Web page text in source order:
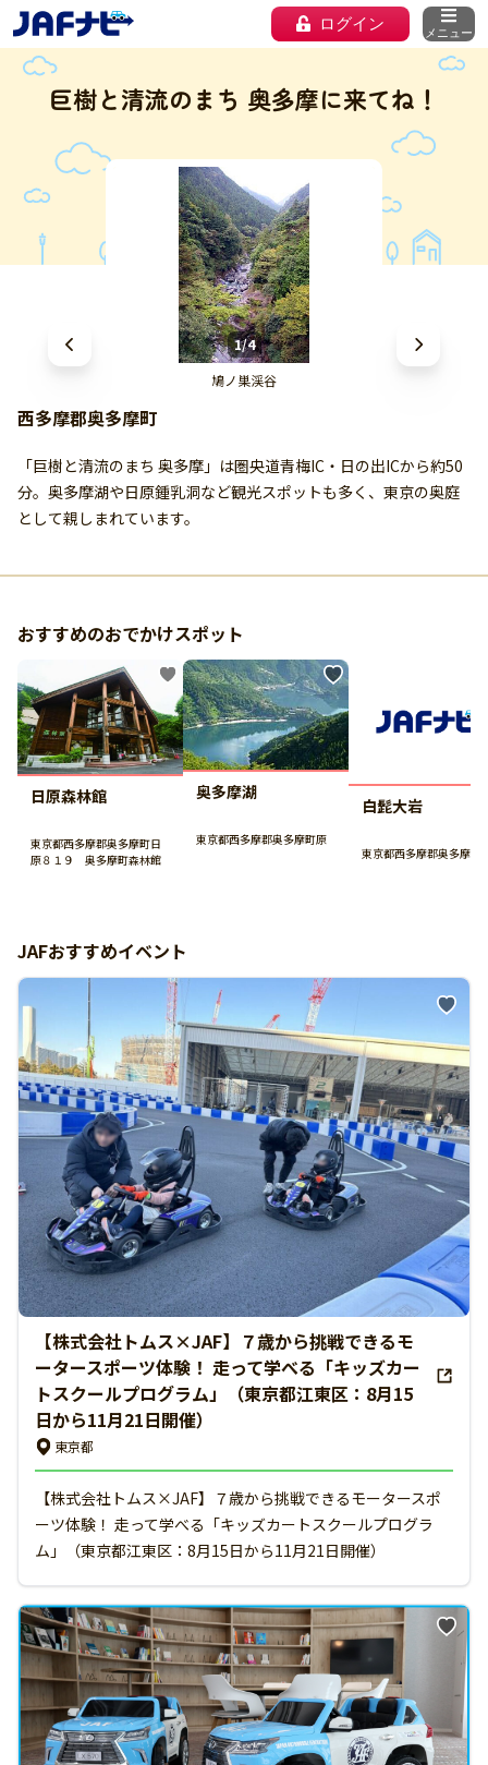
ログイン メニュー
巨樹と清流のまち 奥多摩に来てね！
1/4
鳩ノ巣渓谷
西多摩郡奥多摩町
「巨樹と清流のまち 奥多摩」は圏央道青梅IC・日の出ICから約50
分。奥多摩湖や日原鍾乳洞など観光スポットも多く、東京の奥庭
として親しまれています。
おすすめのおでかけスポット
日原森林館
東京都西多摩郡奥多摩町日
原８１９ 奥多摩町森林館
奥多摩湖
東京都西多摩郡奥多摩町原
白髭大岩
東京都西多摩郡奥多摩町
JAFおすすめイベント
【株式会社トムス×JAF】７歳から挑戦できるモ
ータースポーツ体験！ 走って学べる「キッズカー
トスクールプログラム」（東京都江東区：8月15
日から11月21日開催）
東京都
【株式会社トムス×JAF】７歳から挑戦できるモータースポ
ーツ体験！ 走って学べる「キッズカートスクールプログラ
ム」（東京都江東区：8月15日から11月21日開催）